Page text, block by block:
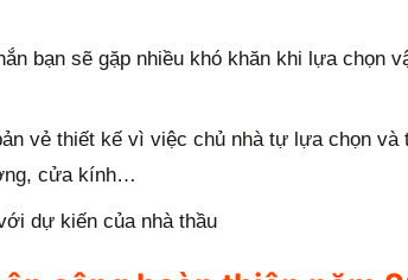
bạn sẽ gặp nhiều khó khăn khi lựa chọn
vẻ thiết kế vì việc chủ nhà tự lựa chọn và
cửa kính…
dự kiến của nhà thầu